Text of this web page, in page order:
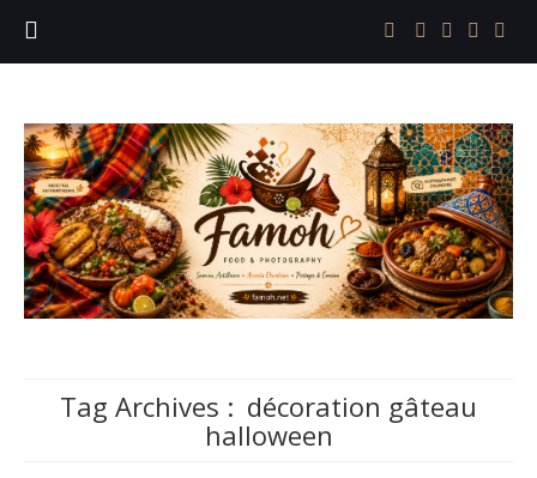
Tag Archives : décoration gâteau
halloween